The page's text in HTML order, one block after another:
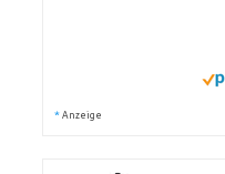
* Anzeige